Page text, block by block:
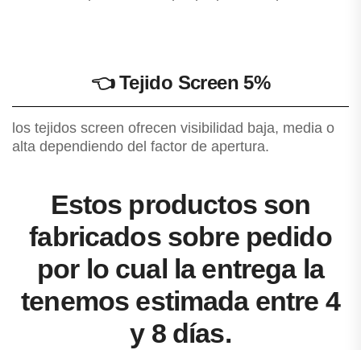
👈Tejido Screen 5%
los tejidos screen ofrecen visibilidad baja, media o
alta dependiendo del factor de apertura.
Estos productos son
fabricados sobre pedido
por lo cual la entrega la
tenemos estimada entre 4
y 8 días.